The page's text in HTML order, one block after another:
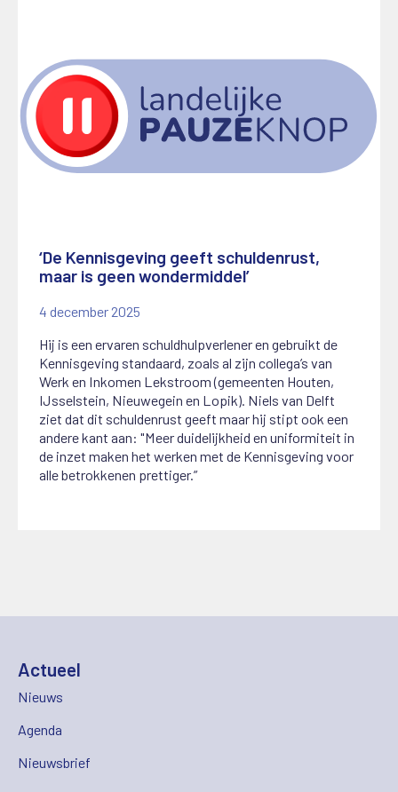
‘De Kennisgeving geeft schuldenrust,
maar is geen wondermiddel’
4 december 2025
Hij is een ervaren schuldhulpverlener en gebruikt de
Kennisgeving standaard, zoals al zijn collega’s van
Werk en Inkomen Lekstroom (gemeenten Houten,
IJsselstein, Nieuwegein en Lopik). Niels van Delft
ziet dat dit schuldenrust geeft maar hij stipt ook een
andere kant aan: "Meer duidelijkheid en uniformiteit in
de inzet maken het werken met de Kennisgeving voor
alle betrokkenen prettiger.”
Actueel
Nieuws
Agenda
Nieuwsbrief